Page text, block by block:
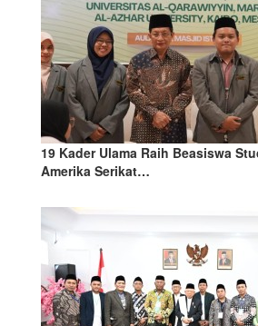
19 Kader Ulama Raih Beasiswa
Amerika Serikat…